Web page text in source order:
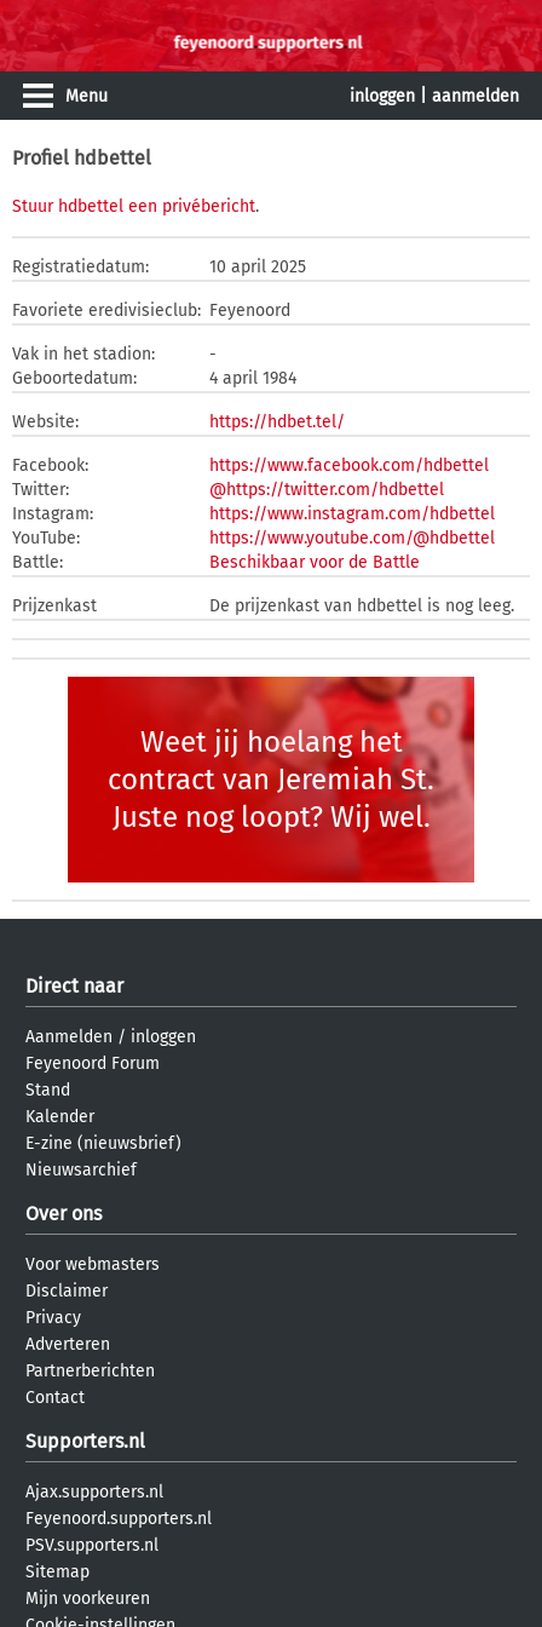
Menu inloggen aanmelden
Profiel hdbettel
Stuur hdbettel een privébericht.
Registratiedatum: 10 april 2025
Favoriete eredivisieclub: Feyenoord
Vak in het stadion:
-
Geboortedatum:
4 april 1984
Website: https://hdbet.tel/
Facebook:
https://www.facebook.com/hdbettel
Twitter:
@https://twitter.com/hdbettel
Instagram:
https://www.instagram.com/hdbettel
YouTube:
https://www.youtube.com/@hdbettel
Battle:
Beschikbaar voor de Battle
Prijzenkast De prijzenkast van hdbettel is nog leeg.
Weet jij hoelang het
contract van Jeremiah St.
Juste nog loopt? Wij wel.
Direct naar
Aanmelden / inloggen
Feyenoord Forum
Stand
Kalender
E-zine (nieuwsbrief)
Nieuwsarchief
Over ons
Voor webmasters
Disclaimer
Privacy
Adverteren
Partnerberichten
Contact
Supporters.nl
Ajax.supporters.nl
Feyenoord.supporters.nl
PSV.supporters.nl
Sitemap
Mijn voorkeuren